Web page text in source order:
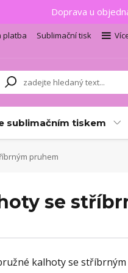
Doprava u
platba Sublimační tisk
sublimačním tiskem
pruhem
se